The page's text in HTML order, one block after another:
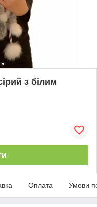
з білим
Оплата Умови